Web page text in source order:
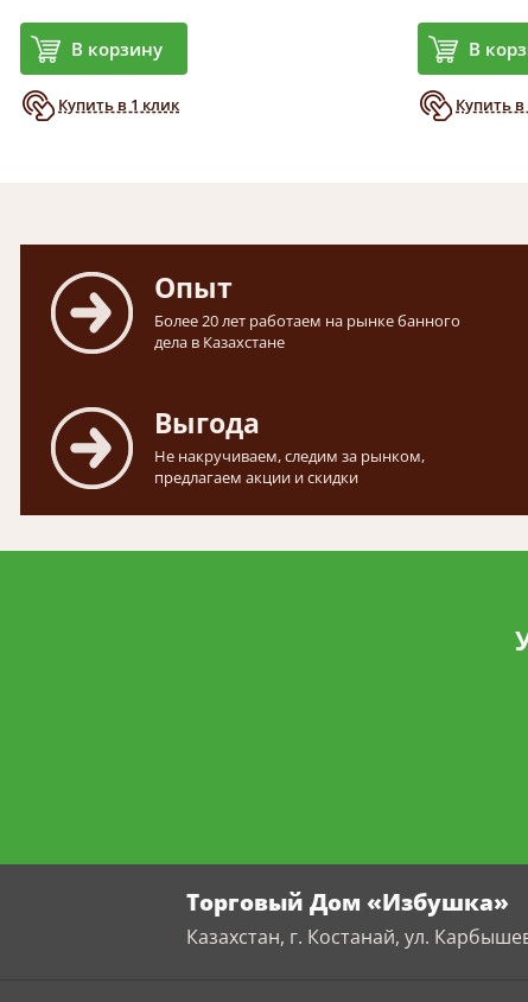
В корзину
Купить в 1 клик
В
Купить в
Опыт
Более 20 лет работаем на рынке банного
дела в Казахстане
Выгода
Не накручиваем, следим за рынком,
предлагаем акции и скидки
Торговый Дом «Избушка»
Казахстан, г. Костанай, ул.